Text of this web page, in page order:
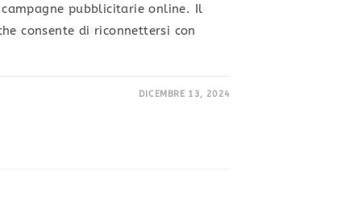
pubblicitarie online. Il
consente di riconnettersi con
DICEMBRE 13, 2024